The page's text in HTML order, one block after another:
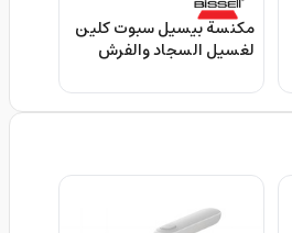
مكنسة بيسيل سبوت كلين
لغسيل السجاد والفرش
Spot Clean Canister
Vacuum Cleaner 4720E